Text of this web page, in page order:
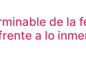
de la
a lo